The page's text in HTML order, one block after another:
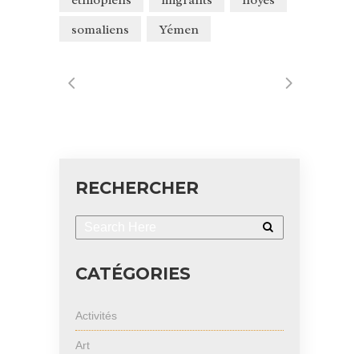
somaliens
Yémen
RECHERCHER
CATÉGORIES
Activités
Art